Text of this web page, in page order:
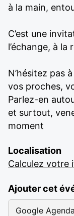
à la main,
C’est une
l’échange, à la
N’hésitez pas
vos proches,
Parlez-en
et surtout,
moment
Localisation
Calculez votre
Ajouter cet
Google Agenda